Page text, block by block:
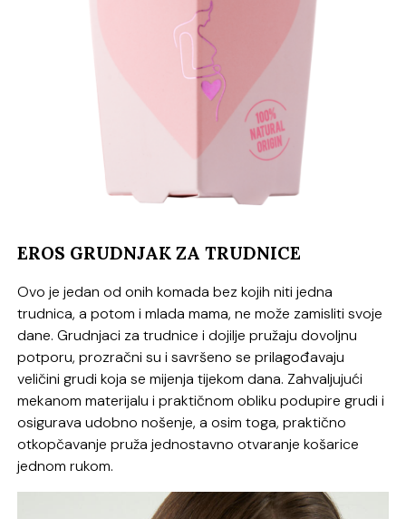
EROS GRUDNJAK ZA TRUDNICE
Ovo je jedan od onih komada bez kojih niti jedna
trudnica, a potom i mlada mama, ne može zamisliti svoje
dane. Grudnjaci za trudnice i dojilje pružaju dovoljnu
potporu, prozračni su i savršeno se prilagođavaju
veličini grudi koja se mijenja tijekom dana. Zahvaljujući
mekanom materijalu i praktičnom obliku podupire grudi i
osigurava udobno nošenje, a osim toga, praktično
otkopčavanje pruža jednostavno otvaranje košarice
jednom rukom.